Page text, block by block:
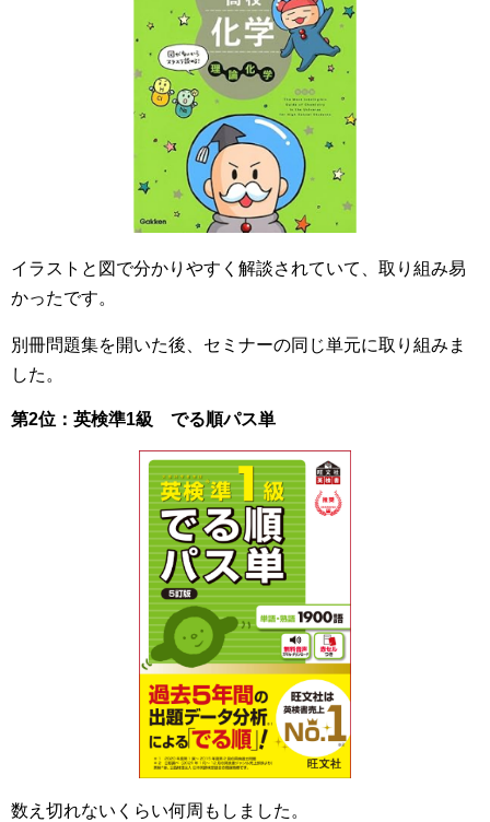
イラストと図で分かりやすく解談されていて、取り組み易
かったです。
別冊問題集を開いた後、セミナーの同じ単元に取り組みま
した。
第2位：英検準1級 でる順パス単
数え切れないくらい何周もしました。